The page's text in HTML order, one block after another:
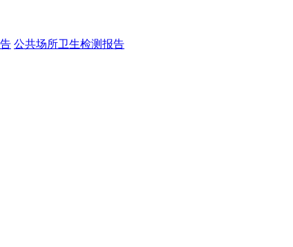
公共场所卫生检测报告